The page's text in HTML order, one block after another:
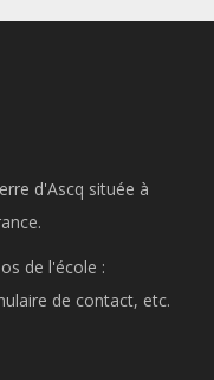
d'Ascq située à
de l'école :
de contact, etc.